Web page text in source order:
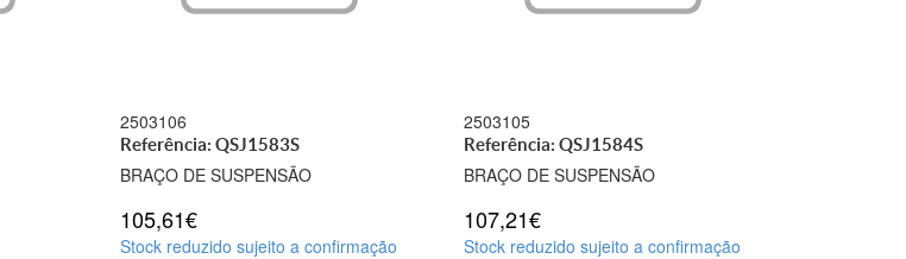
2503106
Referência: QSJ1583S
BRAÇO DE SUSPENSÃO
105,61€
Stock reduzido sujeito a confirmação
2503105
Referência: QSJ1584S
BRAÇO DE SUSPENSÃO
107,21€
Stock reduzido sujeito a confirmação